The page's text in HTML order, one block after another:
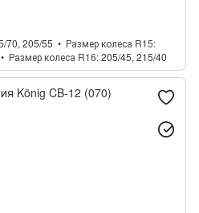
70, 205/55
Размер колеса R15
Размер колеса R16 205/45, 215/40